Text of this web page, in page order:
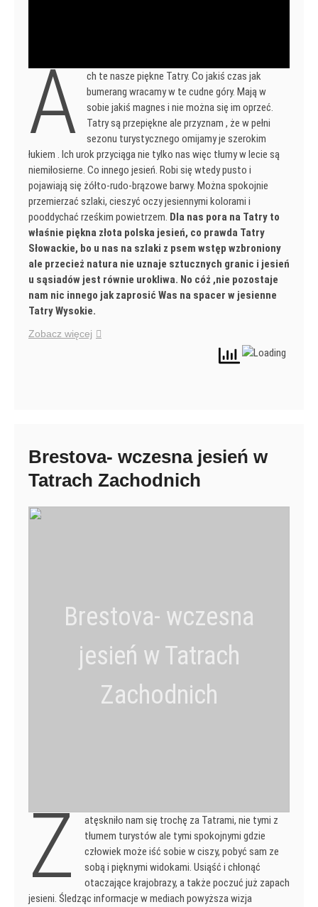
A
ch te nasze piękne Tatry. Co jakiś czas jak
bumerang wracamy w te cudne góry. Mają w
sobie jakiś magnes i nie można się im oprzeć.
Tatry są przepiękne ale przyznam , że w pełni
sezonu turystycznego omijamy je szerokim
łukiem . Ich urok przyciąga nie tylko nas więc tłumy w lecie są
niemiłosierne. Co innego jesień. Robi się wtedy pusto i
pojawiają się żółto-rudo-brązowe barwy. Można spokojnie
przemierzać szlaki, cieszyć oczy jesiennymi kolorami i
pooddychać rześkim powietrzem. Dla nas pora na Tatry to
właśnie piękna złota polska jesień, co prawda Tatry
Słowackie, bo u nas na szlaki z psem wstęp wzbroniony
ale przecież natura nie uznaje sztucznych granic i jesień
u sąsiadów jest równie urokliwa. No cóż ,nie pozostaje
nam nic innego jak zaprosić Was na spacer w jesienne
Tatry Wysokie.
Zobacz więcej
Brestova- wczesna jesień w
Tatrach Zachodnich
Brestova- wczesna
jesień w Tatrach
Zachodnich
Z
atęskniło nam się trochę za Tatrami, nie tymi z
tłumem turystów ale tymi spokojnymi gdzie
człowiek może iść sobie w ciszy, pobyć sam ze
sobą i pięknymi widokami. Usiąść i chłonąć
otaczające krajobrazy, a także poczuć już zapach
jesieni. Śledząc informacje w mediach powyższa wizja